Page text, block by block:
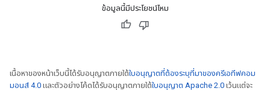
ข้อมูลนี้มีประโยชน์ไหม
เนื้อหาของหน้าเว็บนี้ได้รับอนุญาตภายใต้ใบอนุญาตที่ต้องระบุที่มาของครีเอทีฟคอม
มอนส์ 4.0 และตัวอย่างโค้ดได้รับอนุญาตภายใต้ใบอนุญาต Apache 2.0 เว้นแต่จะ